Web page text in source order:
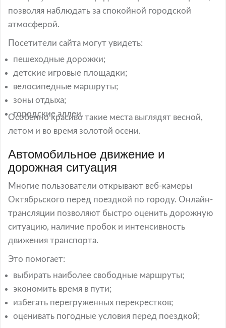
позволяя наблюдать за спокойной городской
атмосферой.
Посетители сайта могут увидеть:
пешеходные дорожки;
детские игровые площадки;
велосипедные маршруты;
зоны отдыха;
городские аллеи.
Особенно красиво такие места выглядят весной,
летом и во время золотой осени.
Автомобильное движение и
дорожная ситуация
Многие пользователи открывают веб-камеры
Октябрьского перед поездкой по городу. Онлайн-
трансляции позволяют быстро оценить дорожную
ситуацию, наличие пробок и интенсивность
движения транспорта.
Это помогает:
выбирать наиболее свободные маршруты;
экономить время в пути;
избегать перегруженных перекрестков;
оценивать погодные условия перед поездкой;